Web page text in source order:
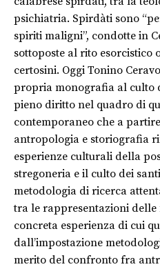
psichiatria. Spirdàti sono
spiriti maligni”, condotte in
sottoposte al rito esorcistico
certosini. Oggi Tonino
propria monografia al culto
pieno diritto nel quadro di
contemporaneo che a
antropologia e storiografia
esperienze culturali della
stregoneria e il culto dei
metodologia di ricerca
tra le rappresentazioni
concreta esperienza di cui
dall’impostazione
merito del confronto fra